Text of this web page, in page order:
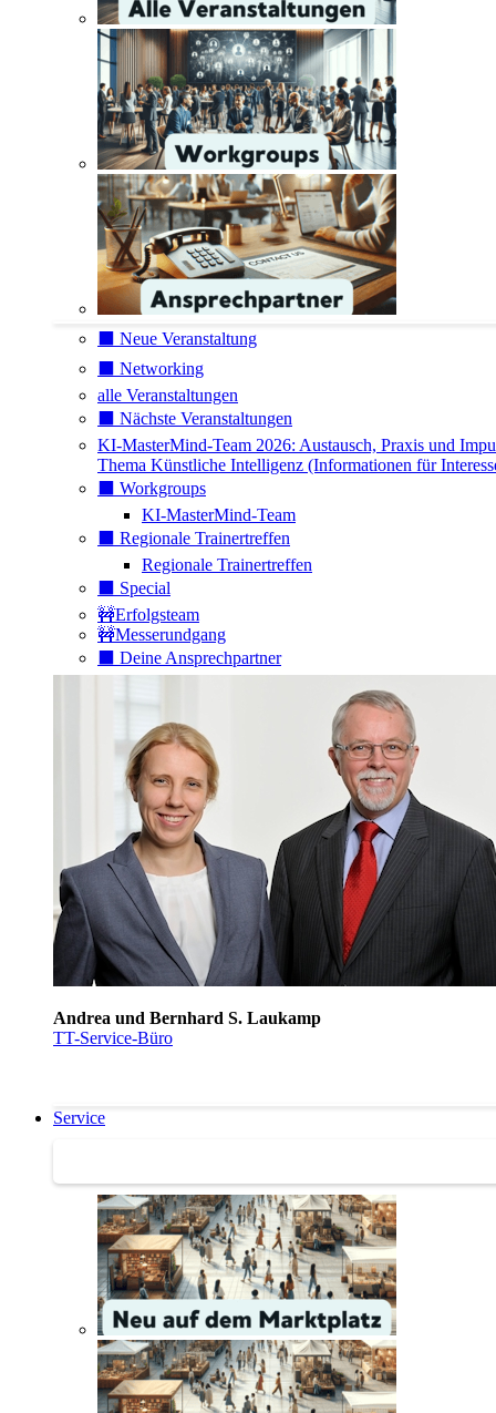
⬛️ Neue Veranstaltung
⬛️ Networking
alle Veranstaltungen
⬛️ Nächste Veranstaltungen
KI-MasterMind-Team 2026: Austausch, Praxis und
Thema Künstliche Intelligenz (Informationen für
⬛️ Workgroups
KI-MasterMind-Team
⬛️ Regionale Trainertreffen
Regionale Trainertreffen
⬛️ Special
🚧Erfolgsteam
🚧Messerundgang
⬛️ Deine Ansprechpartner
Andrea und Bernhard S. Laukamp
TT-Service-Büro
Service